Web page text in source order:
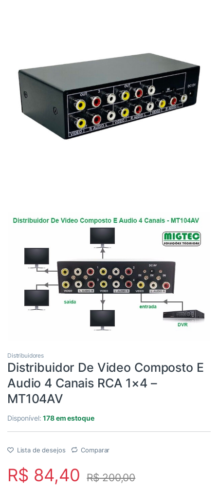
Distribuidores
Distribuidor De Video Composto E
Audio 4 Canais RCA 1×4 –
MT104AV
Disponível:178 em estoque
Lista de desejos Comparar
R$ 84,40 R$200,00